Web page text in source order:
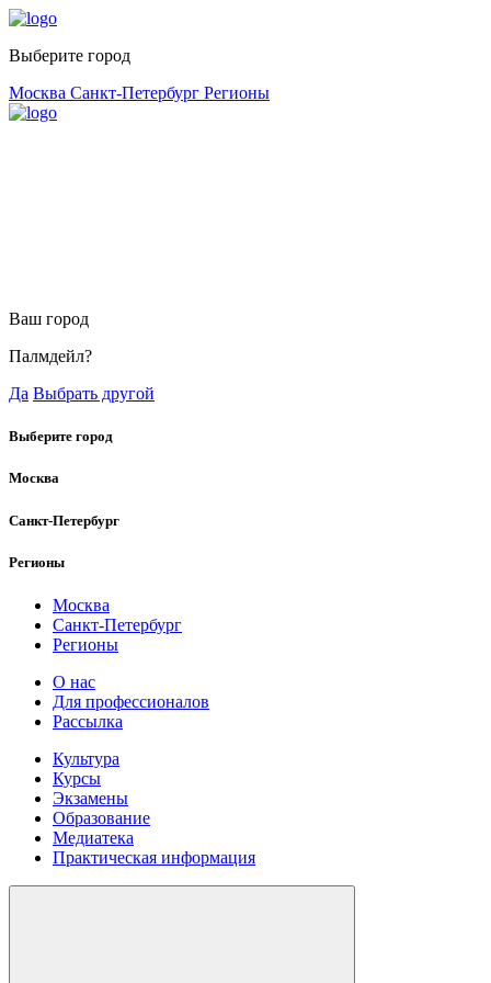
Выберите город
Москва Санкт-Петербург Регионы
Ваш город
Палмдейл?
Да Выбрать другой
Выберите город
Москва
Санкт-Петербург
Регионы
Москва
Санкт-Петербург
Регионы
О нас
Для профессионалов
Рассылка
Культура
Курсы
Экзамены
Образование
Медиатека
Практическая информация